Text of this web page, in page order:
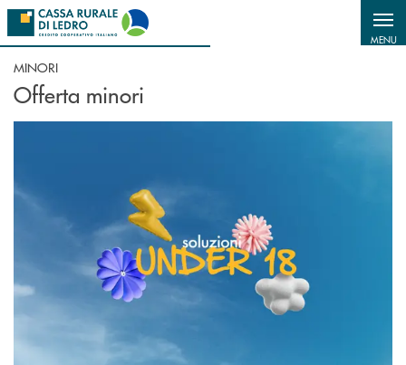
Salta al contenuto principale
MENU
MINORI
Offerta minori